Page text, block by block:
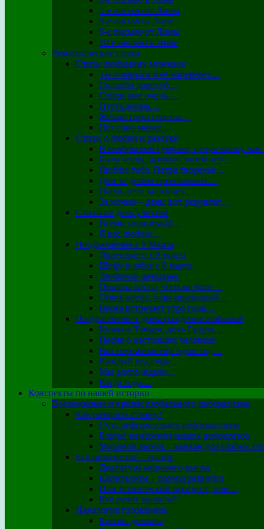
5-е письмо от Лины
9-е письмо к Лине
6-е письмо от Лины
10-е письмо к Лине
Романтические стихи
Стихи любимому мужчине
Ты появился мне наперерез…
Спасибо дорогой…
Стихи мне очень …
Пусть жизнь…
Желаю горы счастья…
Нет слов милее…
Стихи о любви и разлуке
В ноябрьском сумраке, целуя чашку
Была весна, дышало зноем лето…
Люблю тебя, Петра творенье…
Дни за днями проплывают…
Осень лето заслоняет…
За ночью – день: вот результат…
Стихи на день учителя
Всеми уважаемый…
Я вас люблю…
Поздравление с 8 Марта
Директрисе с 8 марта
Шефу в юбке с 8 марта
Любимой женщине
Пришла весна, чего же боле…
Опять весна, пора признаний…
Весна встречает утро года…
Поздравление с днем рождения любимой
Княжна Тамара, дочь Гудала…
Песня о настоящем человеке
Вот пережили ещё один год…
Каждый год сюда…
Мы долго ждали…
Когда года…
Конспекты по нашей истории
Восхождение и кризис глобального либерализма
Как разорить страну?
Суть реформ наших реформаторов
Благие намерения наших демократов
Мировой рынок – капкан для слабых
Его величество – рынок
Диктатура мирового рынка
Капитализм – тормоз развития
Или технический прогресс, или…
Кто рулит рынком?
Идеология глобализма
Кризис доллара